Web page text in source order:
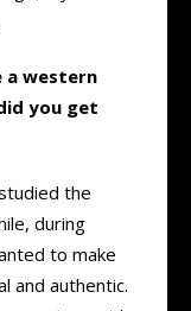
a western
you get
the
during
to make
and authentic.